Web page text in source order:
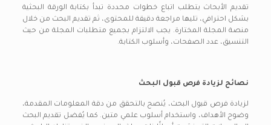
تقديم الأبحاث يتطلب اتباع خطوات محددة تبدأ بكتابة الورقة البحثية
بشكل احترافي، تليها مراجعة دقيقة للمحتوى، ثم تقديم البحث من خلال
منصة المجلة المختارة. يجب الالتزام بجميع متطلبات المجلة من حيث
التنسيق، عدد الصفحات، وأسلوب الكتابة.
نصائح لزيادة فرص قبول البحث
لزيادة فرص قبول البحث، يُنصح بالتحقق من دقة المعلومات المقدمة،
وضوح الأهداف، واستخدام أسلوب علمي متين. كما يُفضل تقديم البحث